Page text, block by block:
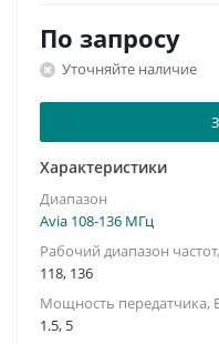
щелочных
Шаг сетки, кГц:8,23 20
Кол-во каналов: 200
По запросу
Уточняйте наличие
Характеристики
Диапазон
Avia 108-136 МГц
Рабочий диапазон
118, 136
Мощность передатчика,
1.5, 5